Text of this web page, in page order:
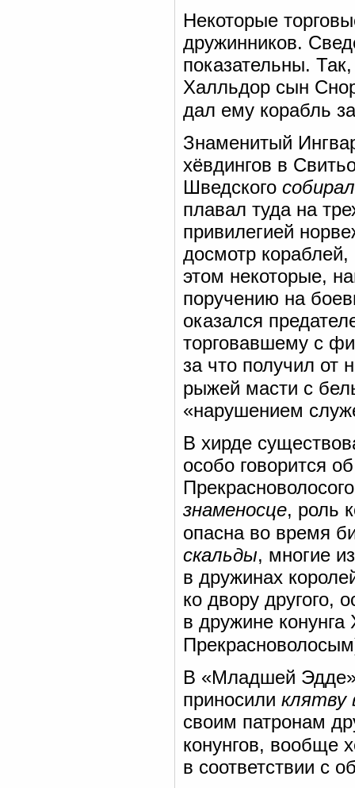
Некоторые
дружинников.
показательны.
Халльдор сын
дал ему корабль
Знаменитый
хёвдингов в
Шведского
плавал туда на
привилегией
досмотр
этом некоторые,
поручению на
оказался
торговавшему с
за что получил от
рыжей масти с
«нарушением
В хирде
особо говорится
знаменосце, роль
опасна во время
скальды, многие
в дружинах
ко двору другого,
в дружине
В «Младшей Эдде»
приносили клятву
своим патронам
конунгов, вообще
в соответствии с